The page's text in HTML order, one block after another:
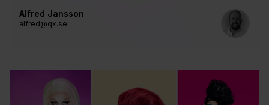
Alfred Jansson
alfred@qx.se